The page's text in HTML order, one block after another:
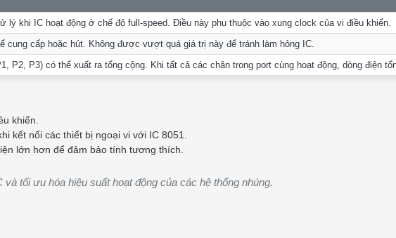
lý khi IC hoạt động ở chế độ full-speed. Điều này phụ thuộc vào xung clock của vi điều khiển.
cung cấp hoặc hút. Không được vượt quá giá trị này để tránh làm hỏng IC.
P2, P3) có thể xuất ra tổng cộng. Khi tất cả các chân trong port cùng hoạt động, dòng điện
khiển.
kết nối các thiết bị ngoại vi với IC 8051.
lớn hơn để đảm bảo tính tương thích.
tối ưu hóa hiệu suất hoạt động của các hệ thống nhúng.